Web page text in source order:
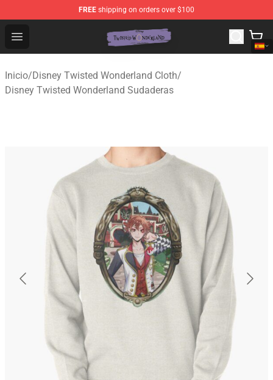
FREE shipping on orders over $100
Open menu
Twisted Wonderland Store - Official Twisted
Inicio/Disney Twisted Wonderland Cloth/
Disney Twisted Wonderland Sudaderas